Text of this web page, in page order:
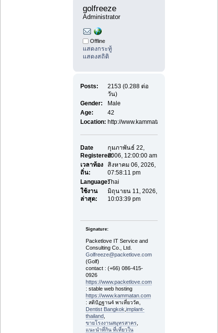
golfreeze
Administrator
Offline
แสดงกระทู้
แสดงสถิติ
Posts:
2153 (0.288 ต่อ
วัน)
Gender:
Male
Age:
42
Location: http://www.kammatan.com
Date
Registered:
กุมภาพันธ์ 22,
2006, 12:00:00 am
เวลาท้อง
ถิ่น:
สิงหาคม 06, 2026,
07:58:11 pm
Language:Thai
ใช้งาน
ล่าสุด:
มิถุนายน 11, 2026,
10:03:39 pm
Signature:
Packetlove IT Service and
Consulting Co., Ltd.
Golfreeze@packetlove.com
(Golf)
contact : (+66) 086-415-
0926
https://www.packetlove.com
: stable web hosting
https://www.kammatan.com
: สติปัฏฐาน4 พาเที่ยววัด,
Dentist Bangkok implant-
thailand
ขายโรงงานสมุทรสาคร,
แนะนำที่กิน ที่เที่ยวใน